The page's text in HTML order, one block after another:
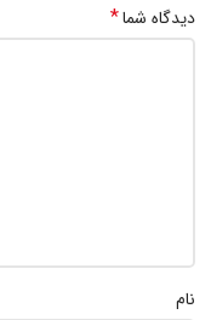
دیدگاه شما*
نام